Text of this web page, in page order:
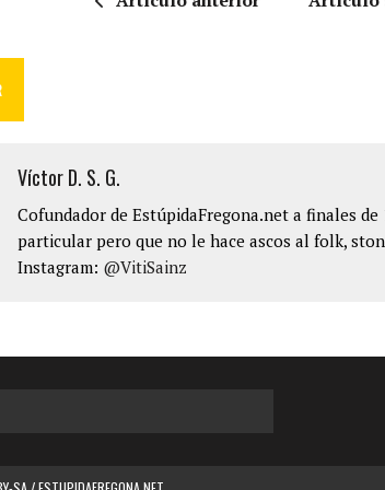
Víctor D. S. G.
Cofundador de EstúpidaFregona.net a finales
particular pero que no le hace ascos al folk,
Instagram: @VitiSainz